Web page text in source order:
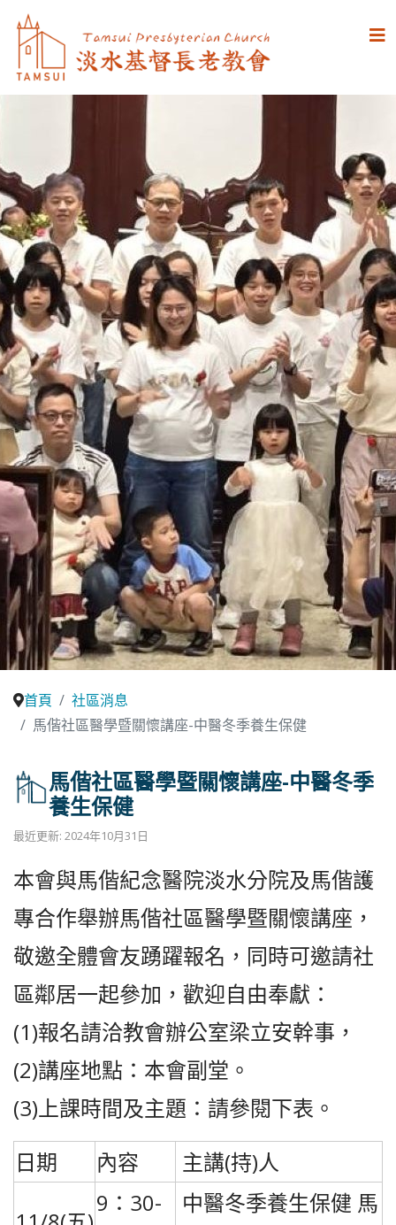
首頁
社區消息
馬偕社區醫學暨關懷講座-中醫冬季養生保健
馬偕社區醫學暨關懷講座-中醫冬季
養生保健
最近更新: 2024年10月31日
本會與馬偕紀念醫院淡水分院及馬偕護
專合作舉辦馬偕社區醫學暨關懷講座，
敬邀全體會友踴躍報名，同時可邀請社
區鄰居一起參加，歡迎自由奉獻：
(1)報名請洽教會辦公室梁立安幹事，
(2)講座地點：本會副堂。
(3)上課時間及主題：請參閱下表。
日期
內容 主講(持)人
9：30-
中醫冬季養生保健 馬